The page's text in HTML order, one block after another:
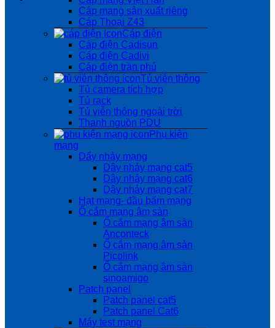
Cáp mạng sản xuất riêng
Cáp Thoại Z43
Cáp điện
Cáp điện Cadisun
Cáp điện Cadivi
Cáp điện trần phú
Tủ viễn thông
Tủ camera tích hợp
Tủ rack
Tủ viễn thông ngoài trời
Thanh nguồn PDU
Phụ kiện
mạng
Dẩy nhảy mạng
Dây nhảy mạng cat5
Dây nhảy mạng cat6
Dây nhảy mạng cat7
Hạt mạng- đầu bấm mạng
Ổ cắm mạng âm sàn
Ổ cắm mạng âm sàn
Anconteck
Ổ cắm mạng âm sàn
Picolink
Ổ cắm mạng âm sàn
sinoamigo
Patch panel
Patch panel cat5
Patch panel Cat6
Máy test mạng